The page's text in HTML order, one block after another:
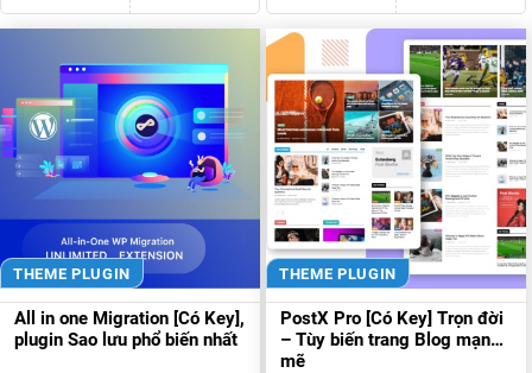
THEME PLUGIN
All in one Migration [Có Key],
plugin Sao lưu phổ biến nhất
THEME PLUGIN
PostX Pro [Có Key] Trọn đời
– Tùy biến trang Blog mạnh
mẽ